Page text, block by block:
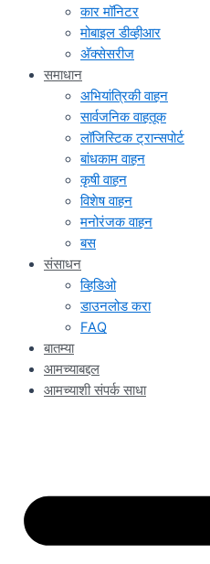
कार मॉनिटर
मोबाइल डीव्हीआर
अ‍ॅक्सेसरीज
समाधान
अभियांत्रिकी वाहन
सार्वजनिक वाहतूक
लॉजिस्टिक ट्रान्सपोर्ट
बांधकाम वाहन
कृषी वाहन
विशेष वाहन
मनोरंजक वाहन
बस
संसाधन
व्हिडिओ
डाउनलोड करा
FAQ
बातम्या
आमच्याबद्दल
आमच्याशी संपर्क साधा